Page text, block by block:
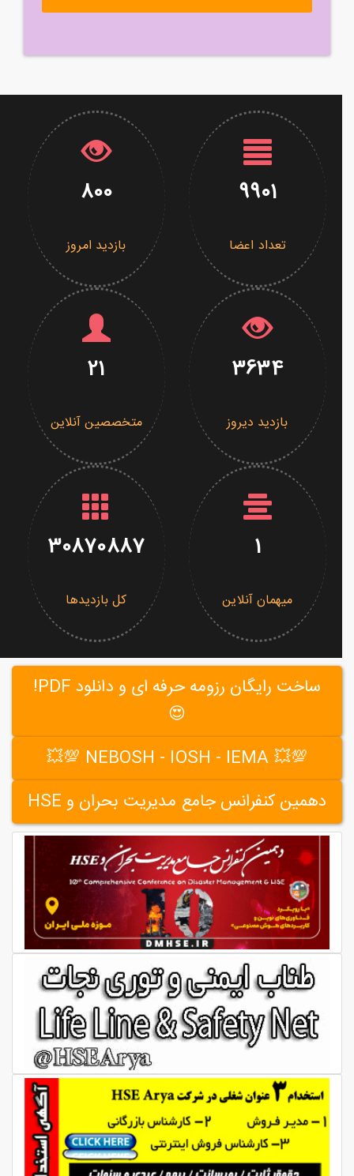
9901
تعداد اعضا
800
بازدید امروز
3634
بازدید دیروز
21
متخصصین آنلاین
میهمان آنلاین
30870887
کل بازدیدها
ساخت رایگان رزومه حرفه ای و دانلود PDF!
😍
💯💥 NEBOSH - IOSH - IEMA 💯💥
دهمین کنفرانس جامع مدیریت بحران و HSE